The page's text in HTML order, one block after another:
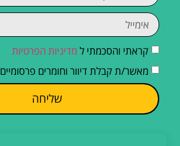
קראתי והסכמתי ל מדיניות הפרטיות
מאשר/ת קבלת דיוור וחומרים פרסומיים
שליחה